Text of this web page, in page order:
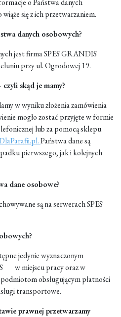
o Państwa danych
się z ich przetwarzaniem.
danych osobowych?
jest firma SPES GRANDIS
przy ul. Ogrodowej 19.
skąd je mamy?
w wyniku złożenia zamówienia
mogło zostać przyjęte w formie
lub za pomocą sklepu
Państwa dane są
pierwszego, jak i kolejnych
dane osobowe?
są na serwerach SPES
jedynie wyznaczonym
w miejscu pracy oraz w
obsługującym płatności
transportowe.
prawnej przetwarzamy